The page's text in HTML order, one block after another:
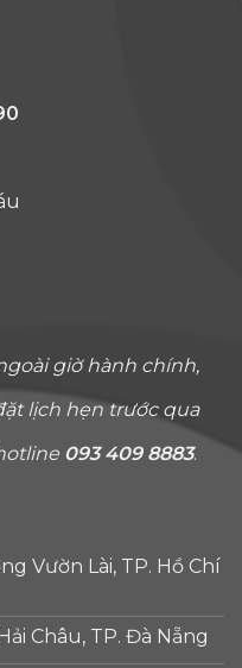
giờ hành chính,
lịch hẹn trước qua
093 409 8883.
Vườn Lài, TP. Hồ Chí
Châu, TP. Đà Nẵng